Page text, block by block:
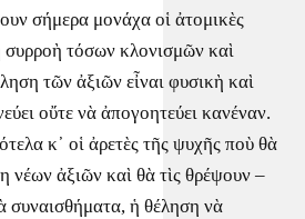
σήμερα μονάχα οἱ ἀτομικὲς
τόσων κλονισμῶν καὶ
τῶν ἀξιῶν εἶναι φυσικὴ καὶ
οὔτε νὰ ἀπογοητεύει κανέναν.
κ᾽ οἱ ἀρετὲς τῆς ψυχῆς ποὺ θὰ
νέων ἀξιῶν καὶ θὰ τὶς θρέψουν –
συναισθήματα, ἡ θέληση νὰ